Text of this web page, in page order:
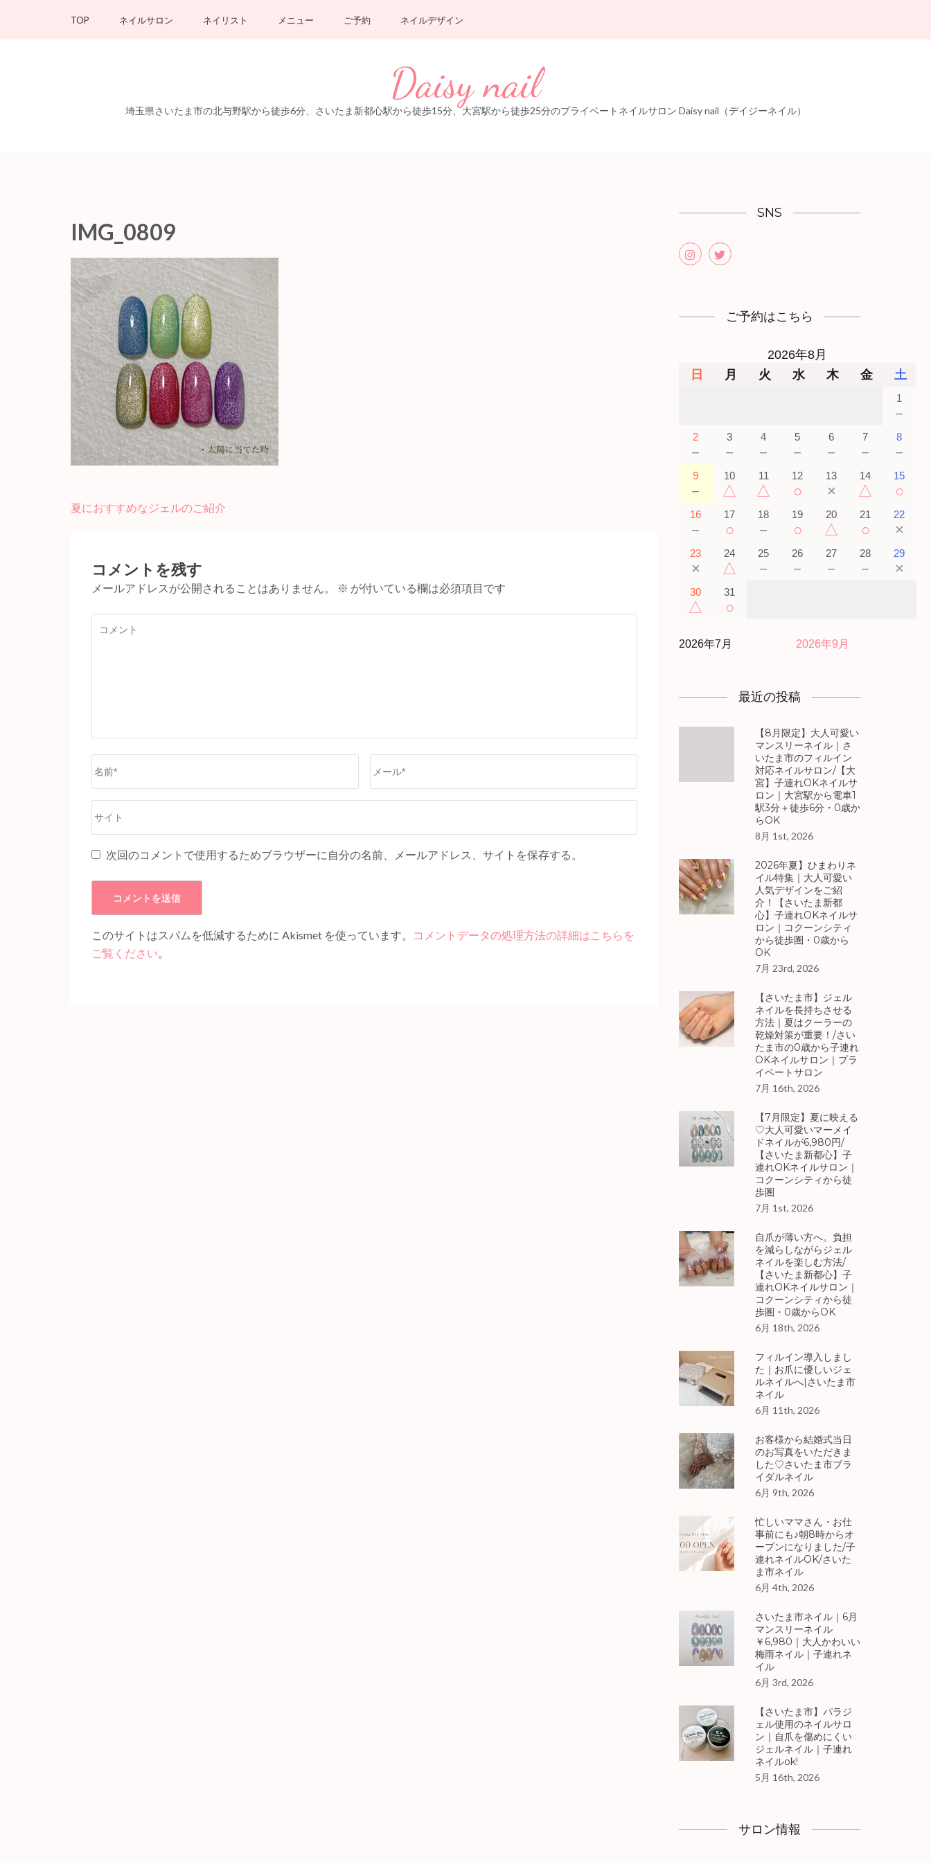
TOP ネイルサロン ネイリスト メニュー ご予約 ネイルデザイン
Daisy nail
埼玉県さいたま市の北与野駅から徒歩6分、さいたま新都心駅から徒歩15分、大宮駅から徒歩25分のプライベートネイルサロン Daisy nail（デイジーネイル）
IMG_0809
投
夏におすすめなジェルのご紹介
コメントを残す
メールアドレスが公開されることはありません。 ※ が付いている欄は必須項目です
前
*
ル
イ
次回のコメントで使用するためブラウザーに自分の名前、メールアドレス、サイトを保存する。
このサイトはスパムを低減するために Akismet を使っています。
コメントデータの処理方法の詳細はこちらを
ご覧ください。
SNS
ご予約はこちら
2026年8月
日 月 火 水 木 金 土
1
－
2
－
3
－
4
－
5
－
6
－
7
－
8
－
9
－
10
△
11
△
12
○
13
×
14
△
15
○
16
－
17
○
18
－
19
○
20
△
21
○
22
×
23
×
24
△
25
－
26
－
27
－
28
－
29
×
30
△
31
○
2026年7月 2026年9月
最近の投稿
【8月限定】大人可愛い
マンスリーネイル｜さ
いたま市のフィルイン
対応ネイルサロン/【大
宮】子連れOKネイルサ
ロン｜大宮駅から電車1
駅3分＋徒歩6分・0歳か
らOK
8月 1st, 2026
2026年夏】ひまわりネ
イル特集｜大人可愛い
人気デザインをご紹
介！【さいたま新都
心】子連れOKネイルサ
ロン｜コクーンシティ
から徒歩圏・0歳から
OK
7月 23rd, 2026
【さいたま市】ジェル
ネイルを長持ちさせる
方法｜夏はクーラーの
乾燥対策が重要！/さい
たま市の0歳から子連れ
OKネイルサロン｜プラ
イベートサロン
7月 16th, 2026
【7月限定】夏に映える
♡大人可愛いマーメイ
ドネイルが6,980円/
【さいたま新都心】子
連れOKネイルサロン｜
コクーンシティから徒
歩圏
7月 1st, 2026
自爪が薄い方へ。負担
を減らしながらジェル
ネイルを楽しむ方法/
【さいたま新都心】子
連れOKネイルサロン｜
コクーンシティから徒
歩圏・0歳からOK
6月 18th, 2026
フィルイン導入しまし
た｜お爪に優しいジェ
ルネイルへ|さいたま市
ネイル
6月 11th, 2026
お客様から結婚式当日
のお写真をいただきま
した♡さいたま市ブラ
イダルネイル
6月 9th, 2026
忙しいママさん・お仕
事前にも♪朝8時からオ
ープンになりました/子
連れネイルOK/さいた
ま市ネイル
6月 4th, 2026
さいたま市ネイル｜6月
マンスリーネイル
￥6,980｜大人かわいい
梅雨ネイル｜子連れネ
イル
6月 3rd, 2026
【さいたま市】パラジ
ェル使用のネイルサロ
ン｜自爪を傷めにくい
ジェルネイル｜子連れ
ネイルok!
5月 16th, 2026
サロン情報